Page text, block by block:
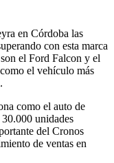
en Córdoba las
con esta marca
el Ford Falcon y el
el vehículo más
como el auto de
unidades
del Cronos
de ventas en